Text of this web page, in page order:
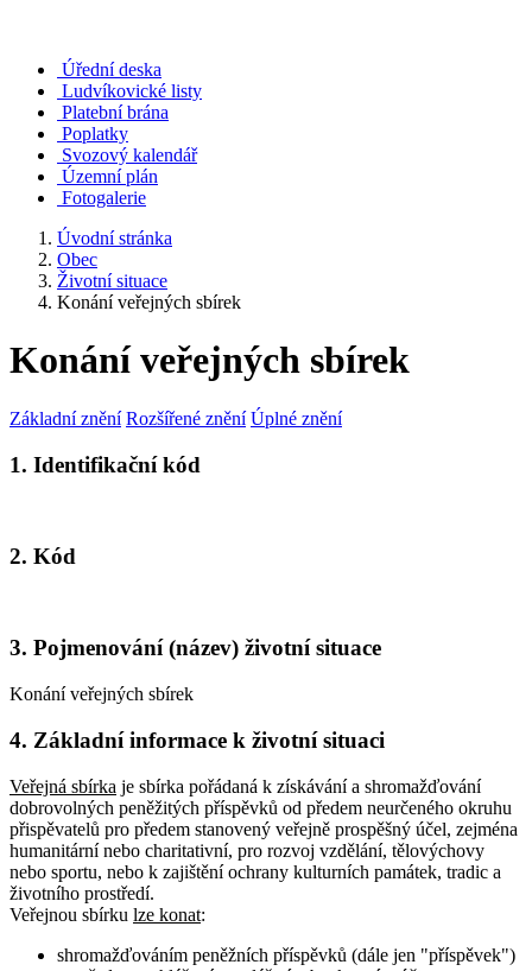
Úřední deska
Ludvíkovické listy
Platební brána
Poplatky
Svozový kalendář
Územní plán
Fotogalerie
Úvodní stránka
Obec
Životní situace
Konání veřejných sbírek
Konání veřejných sbírek
Základní znění Rozšířené znění Úplné znění
1. Identifikační kód
2. Kód
3. Pojmenování (název) životní situace
Konání veřejných sbírek
4. Základní informace k životní situaci
Veřejná sbírka je sbírka pořádaná k získávání a shromažďování
dobrovolných peněžitých příspěvků od předem neurčeného okruhu
přispěvatelů pro předem stanovený veřejně prospěšný účel, zejména
humanitární nebo charitativní, pro rozvoj vzdělání, tělovýchovy
nebo sportu, nebo k zajištění ochrany kulturních památek, tradic a
životního prostředí.
Veřejnou sbírku lze konat:
shromažďováním peněžních příspěvků (dále jen "příspěvek")